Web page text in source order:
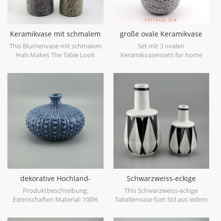
Keramikvase mit schmalem
Hals
This Blumenvase mit schmalem
Hals Makes The Table Look
große ovale Keramikvase
blau antik
Set mit 3 ovalen
Keramikvasensets for home
dekorative Hochland-
Tischvase
Produktbeschreibung:
Eigenschaften Material: 100%
handgemacht Vorteil: 1)
Schwarzweiss-eckige
Tabellenvase
This Schwarzweiss-eckige
Tabellenvase fügt Stil aus jedem
verleihen jedem Ambiente ein